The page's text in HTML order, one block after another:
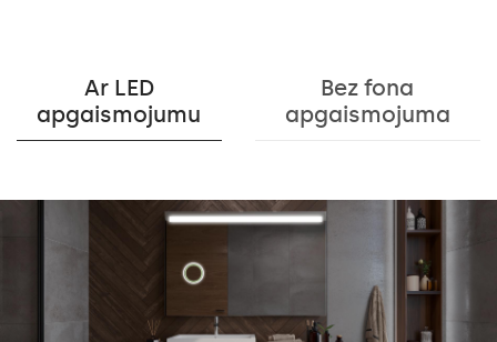
Ar LED
apgaismojumu
Bez fona
apgaismojuma